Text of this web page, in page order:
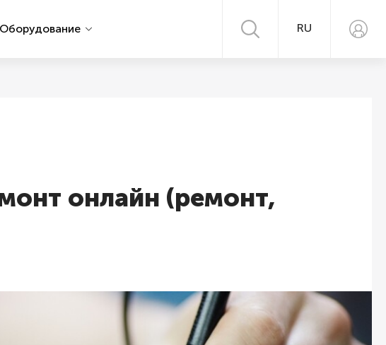
RU
Оборудование
онлайн (ремонт,